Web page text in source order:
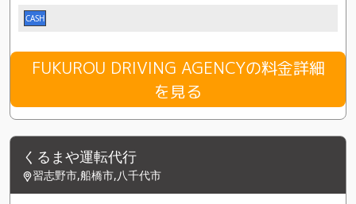
CASH
FUKUROU DRIVING AGENCYの料金詳細
を見る
くるまや運転代行
習志野市,船橋市,八千代市